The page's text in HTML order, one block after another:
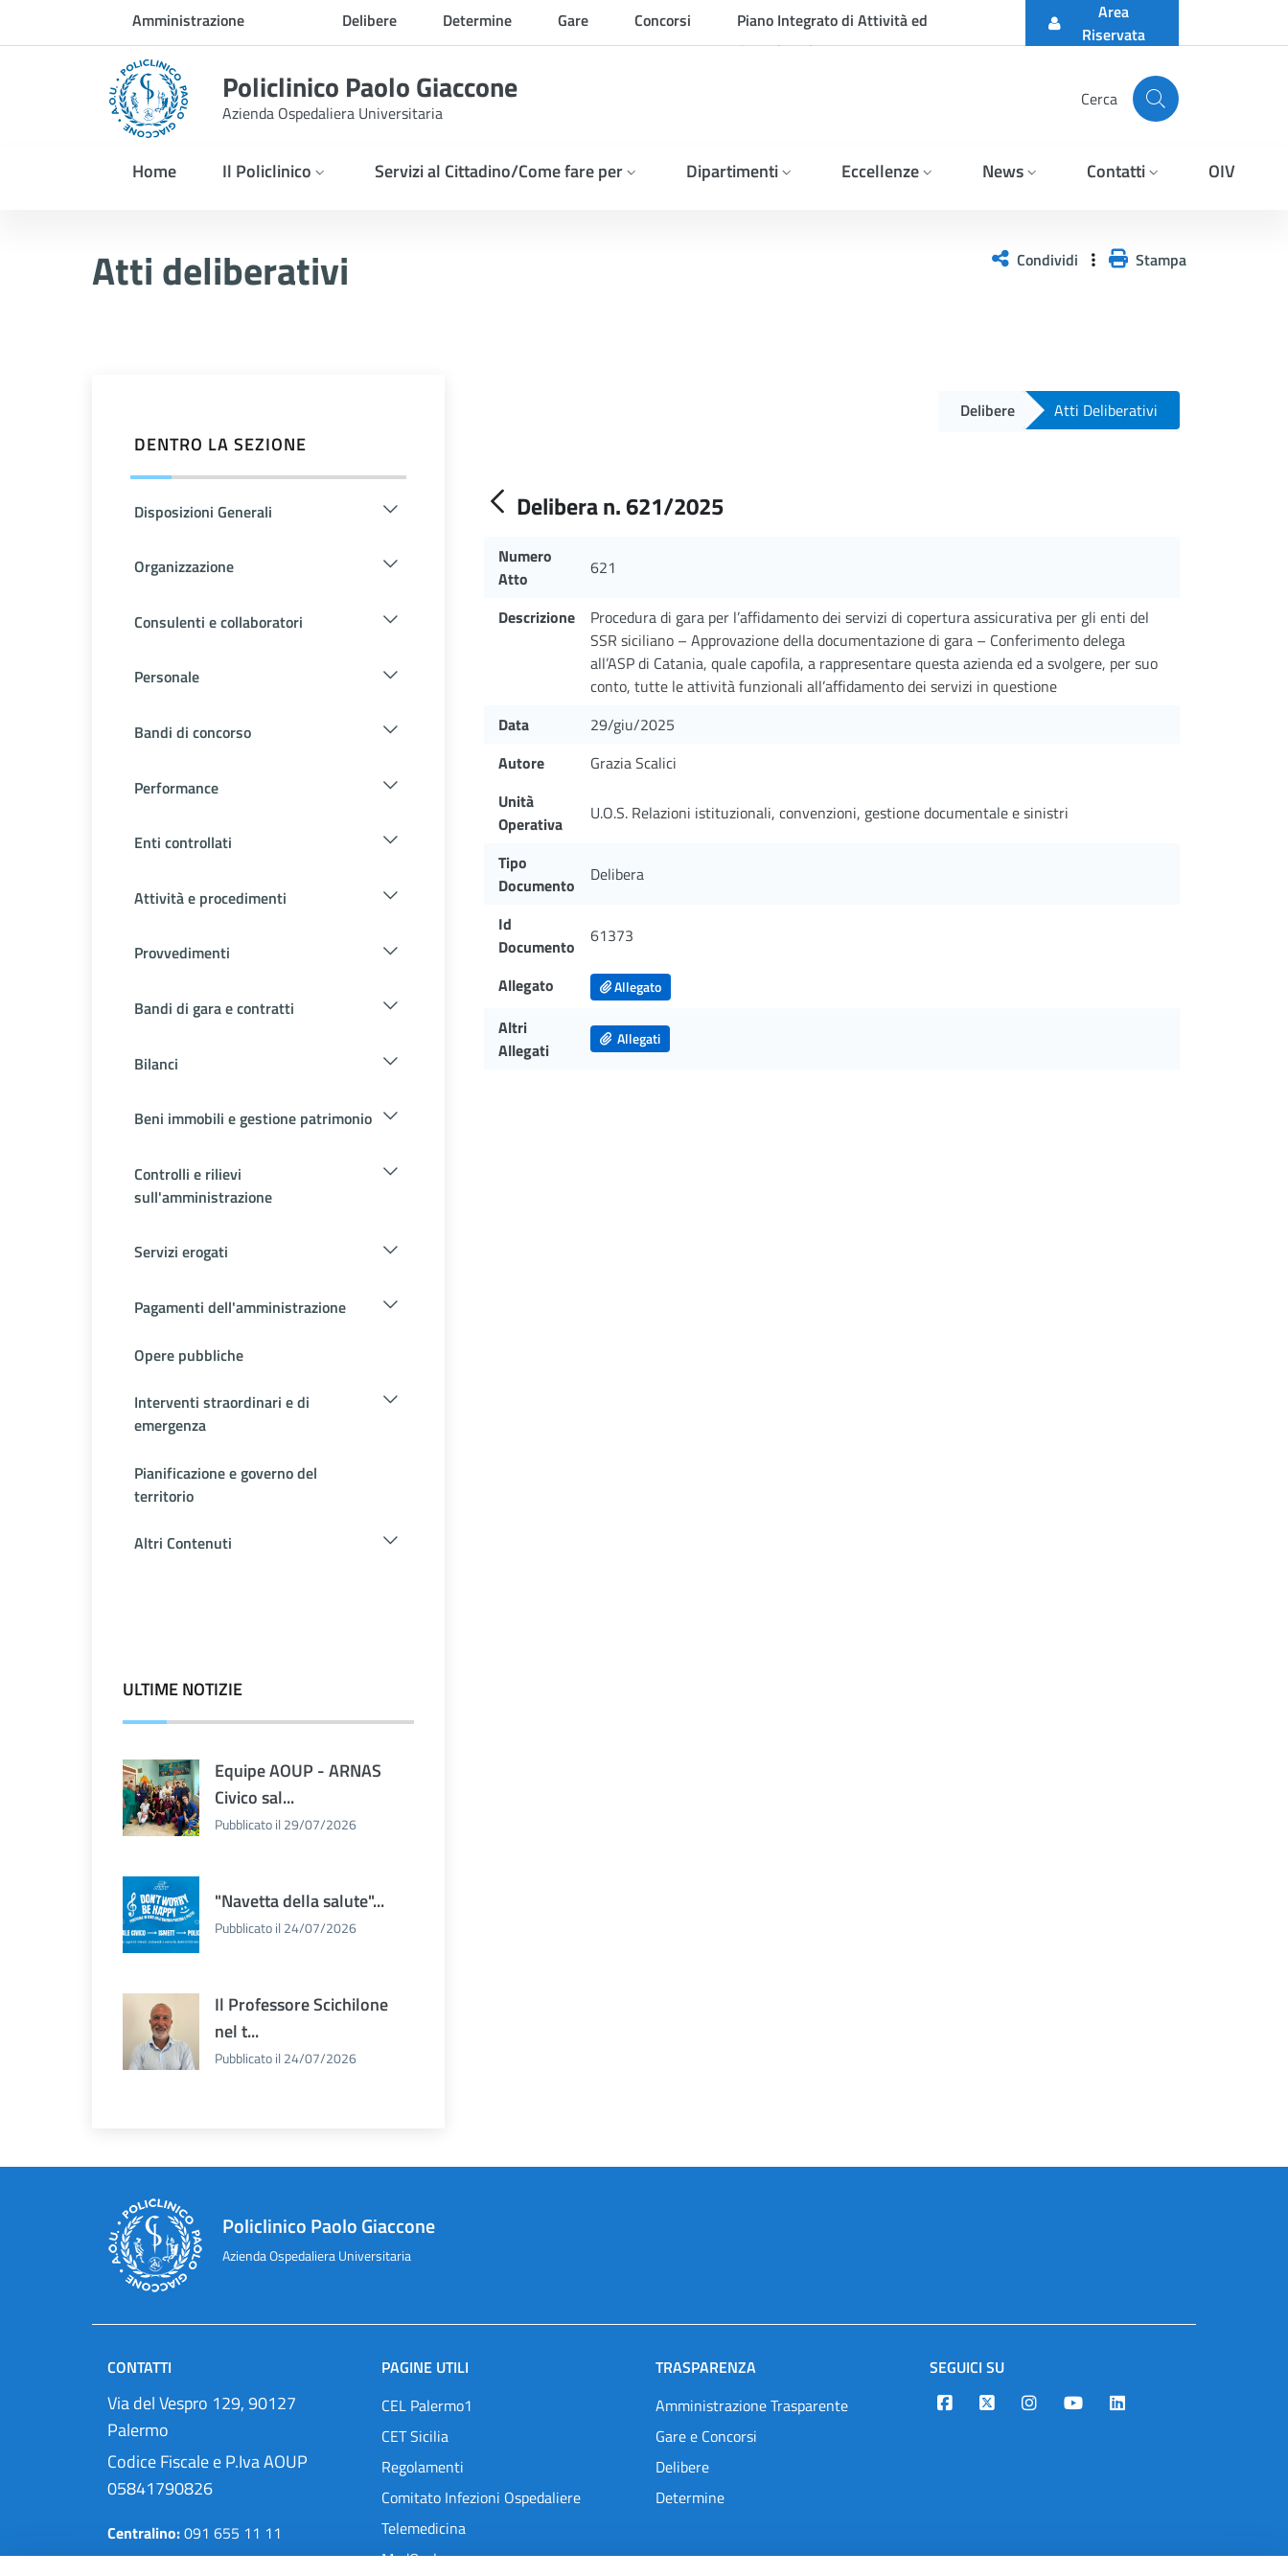
Skip to Main ContentAmministrazione
trasparente
Delibere Determine Gare Concorsi
Piano Integrato di Attività ed
Organizzazione
Area
Riservata
Policlinico Paolo Giaccone
Azienda Ospedaliera Universitaria
Cerca
Home Il Policlinico Servizi al Cittadino/Come fare per Dipartimenti Eccellenze News Contatti OIV
Atti deliberativi Condividi Stampa
DENTRO LA SEZIONE
Disposizioni Generali
Organizzazione
Consulenti e collaboratori
Personale
Bandi di concorso
Performance
Enti controllati
Attività e procedimenti
Provvedimenti
Bandi di gara e contratti
Bilanci
Beni immobili e gestione patrimonio
Controlli e rilievi
sull'amministrazione
Servizi erogati
Pagamenti dell'amministrazione
Opere pubbliche
Interventi straordinari e di
emergenza
Pianificazione e governo del
territorio
Altri Contenuti
ULTIME NOTIZIE
Equipe AOUP - ARNAS
Civico sal...
Pubblicato il 29/07/2026
"Navetta della salute"...
Pubblicato il 24/07/2026
Il Professore Scichilone
nel t...
Pubblicato il 24/07/2026
Delibere Atti Deliberativi
Delibera n. 621/2025
Numero
Atto
621
Descrizione
Procedura di gara per l’affidamento dei servizi di copertura assicurativa per gli enti del
SSR siciliano – Approvazione della documentazione di gara – Conferimento delega
all’ASP di Catania, quale capofila, a rappresentare questa azienda ed a svolgere, per suo
conto, tutte le attività funzionali all’affidamento dei servizi in questione
Data
29/giu/2025
Autore
Grazia Scalici
Unità
Operativa
U.O.S. Relazioni istituzionali, convenzioni, gestione documentale e sinistri
Tipo
Documento
Delibera
Id
Documento
61373
Allegato Allegato
Altri
Allegati
Allegati
Policlinico Paolo Giaccone
Azienda Ospedaliera Universitaria
CONTATTI
Via del Vespro 129, 90127
Palermo
Codice Fiscale e P.Iva AOUP
05841790826
Centralino:091 655 11 11
Pec:protocollo@cert.policlinico.pa.it
PAGINE UTILI
CEL Palermo1
CET Sicilia
Regolamenti
Comitato Infezioni Ospedaliere
Telemedicina
MedOral
TRASPARENZA
Amministrazione Trasparente
Gare e Concorsi
Delibere
Determine
SEGUICI SU
Designers Italia
TwitterInstagramYoutubeLinkedin